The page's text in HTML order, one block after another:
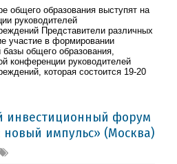
общего образования выступят на
руководителей
Представители различных
участие в формировании
общего образования,
конференции руководителей
которая состоится 19-20
инвестиционный форум
новый импульс» (Москва)